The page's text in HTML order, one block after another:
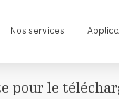
Nos services
pour le